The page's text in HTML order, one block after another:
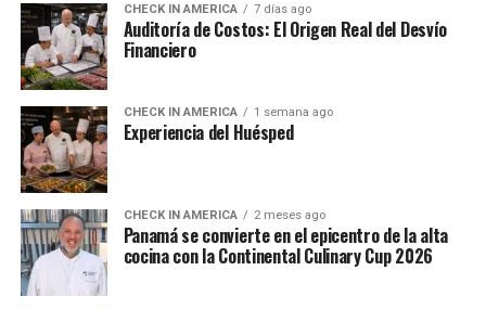
CHECK IN AMERICA 7 días ago
Auditoría de Costos: El Origen Real del Desvío
Financiero
CHECK IN AMERICA 1 semana ago
Experiencia del Huésped
CHECK IN AMERICA 2 meses ago
Panamá se convierte en el epicentro de la alta
cocina con la Continental Culinary Cup 2026